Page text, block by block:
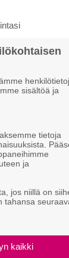
Arvio:
Guns
Marko
”Se oli
AC/
sisältöä ja
tietoja
ja
jos niillä on
tahansa
kaikki